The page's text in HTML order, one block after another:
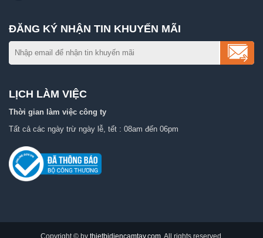
ĐĂNG KÝ NHẬN TIN KHUYẾN MÃI
LỊCH LÀM VIỆC
Thời gian làm việc công ty
Tất cả các ngày trừ ngày lễ, tết : 08am đến 06pm
Copyright © by thietbidiencamtay.com. All rights reserved.